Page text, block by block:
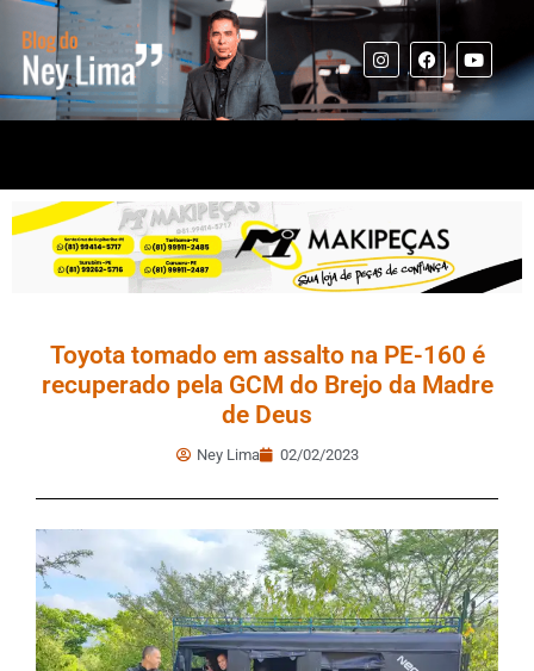
Toyota tomado em assalto na PE-160 é
recuperado pela GCM do Brejo da Madre
de Deus
Ney Lima 02/02/2023